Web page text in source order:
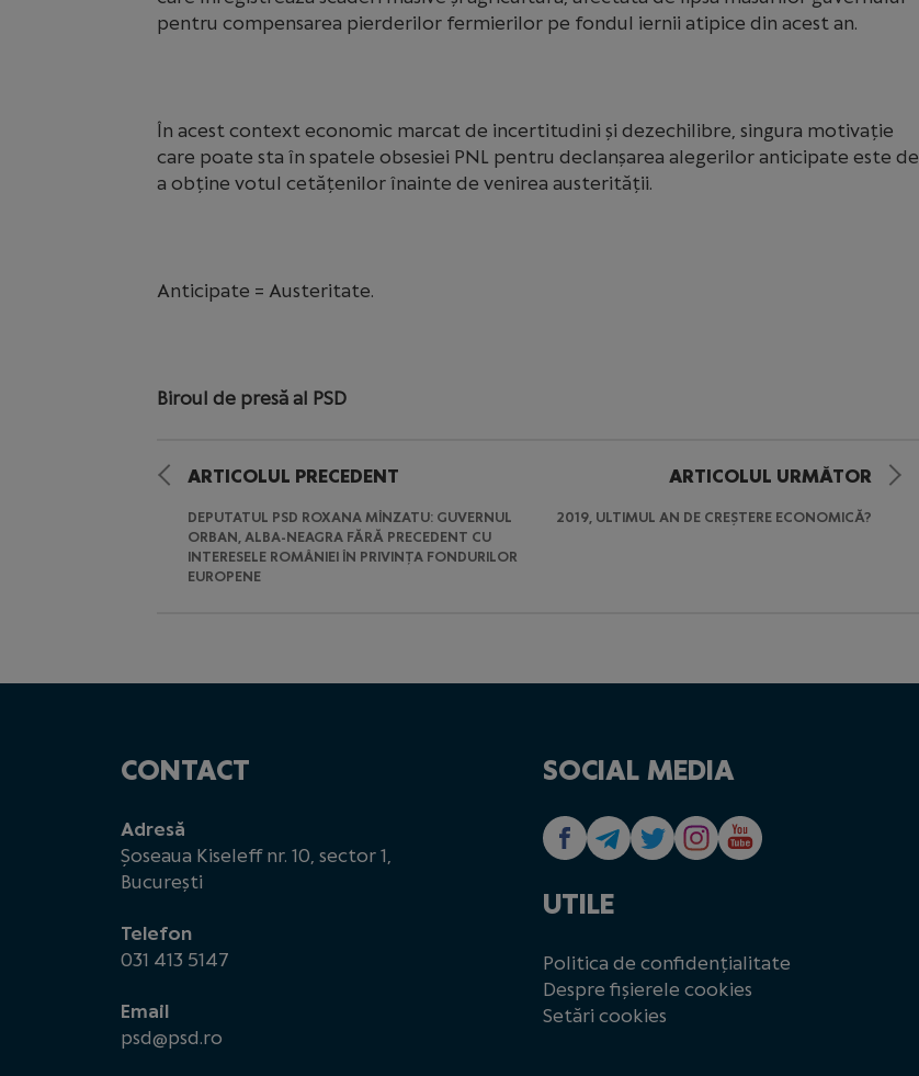
pentru compensarea pierderilor fermierilor pe fondul iernii atipice din acest an.
În acest context economic marcat de incertitudini și dezechilibre, singura motivație
care poate sta în spatele obsesiei PNL pentru declanșarea alegerilor anticipate este de
a obține votul cetățenilor înainte de venirea austerității.
Anticipate = Austeritate.
Biroul de presă al PSD
ARTICOLUL PRECEDENT
DEPUTATUL PSD ROXANA MÎNZATU: GUVERNUL
ORBAN, ALBA-NEAGRA FĂRĂ PRECEDENT CU
INTERESELE ROMÂNIEI ÎN PRIVINȚA FONDURILOR
EUROPENE
ARTICOLUL URMĂTOR
2019, ULTIMUL AN DE CREȘTERE ECONOMICĂ?
CONTACT
Adresă
Șoseaua Kiseleff nr. 10, sector 1,
București
Telefon
031 413 5147
Email
psd@psd.ro
SOCIAL MEDIA
UTILE
Politica de confidențialitate
Despre fișierele cookies
Setări cookies